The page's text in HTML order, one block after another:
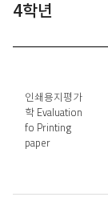
4학년
인쇄용지평가
학 Evaluation
fo Printing
paper